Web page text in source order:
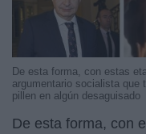
De esta forma, con estas
argumentario socialista que
pillen en algún desaguisado
De esta forma, con